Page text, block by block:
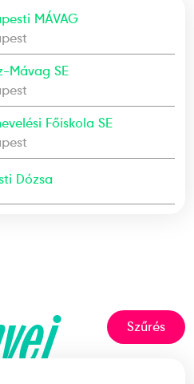
MÁVAG
Mávag SE
Főiskola SE
Dózsa
Szűrés